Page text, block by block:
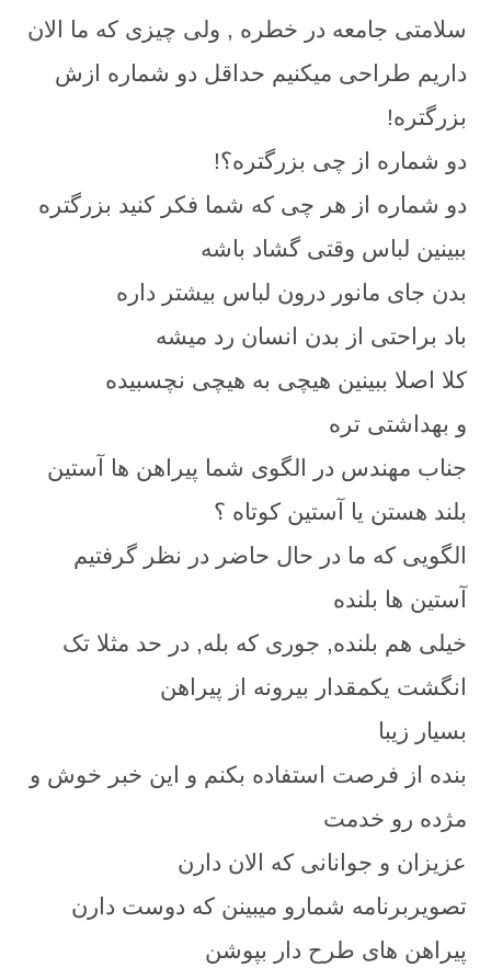
سلامتی جامعه در خطره , ولی چیزی که ما الان
داریم طراحی میکنیم حداقل دو شماره ازش
بزرگتره!
دو شماره از چی بزرگتره؟!
دو شماره از هر چی که شما فکر کنید بزرگتره
ببینین لباس وقتی گشاد باشه
بدن جای مانور درون لباس بیشتر داره
باد براحتی از بدن انسان رد میشه
کلا اصلا ببینین هیچی به هیچی نچسبیده
و بهداشتی تره
جناب مهندس در الگوی شما پیراهن ها آستین
بلند هستن یا آستین کوتاه ؟
الگویی که ما در حال حاضر در نظر گرفتیم
آستین ها بلنده
خیلی هم بلنده, جوری که بله, در حد مثلا تک
انگشت یکمقدار بیرونه از پیراهن
بسیار زیبا
بنده از فرصت استفاده بکنم و این خبر خوش و
مژده رو خدمت
عزیزان و جوانانی که الان دارن
تصویربرنامه شمارو میبینن که دوست دارن
پیراهن های طرح دار بپوشن